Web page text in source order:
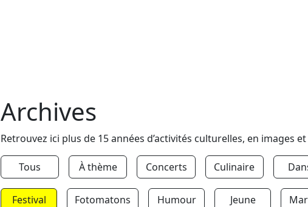
Archives
Retrouvez ici plus de 15 années d’activités culturelles, en images
Tous À thème Concerts Culinaire
Festival Fotomatons Humour
Jeune